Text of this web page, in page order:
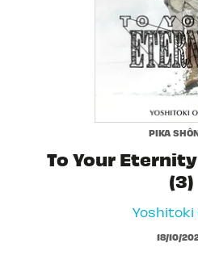
PIKA
To Your
(3)
Yoshitoki
18/10/